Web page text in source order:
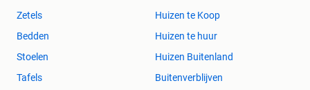
Zetels
Bedden
Stoelen
Tafels
Huizen te Koop
Huizen te huur
Huizen Buitenland
Buitenverblijven